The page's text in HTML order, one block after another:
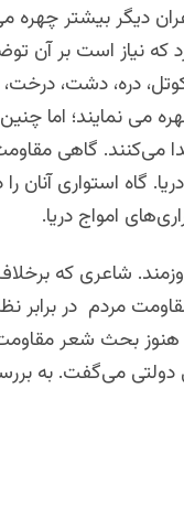
دیگر بیشتر چهره
که نیاز است بر آن
دره، دشت، درخت،
می نمایند؛ اما
می‌کنند. گاهی
گاه استواری آنان
امواج دریا.
شاعری که
مردم در برابر
هنوز بحث شعر
دولتی می‌گفت. به